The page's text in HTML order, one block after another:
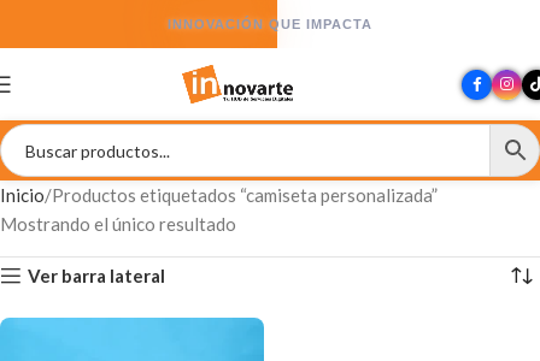
INNOVACIÓN QUE IMPACTA
Inicio Productos etiquetados “camiseta personalizada”
Mostrando el único resultado
Ver barra lateral